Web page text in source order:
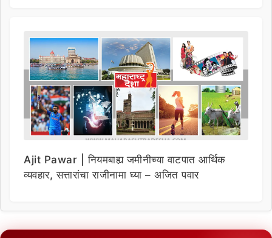
Ajit Pawar | नियमबाह्य जमीनीच्या वाटपात आर्थिक
व्यवहार, सत्तारांचा राजीनामा घ्या – अजित पवार